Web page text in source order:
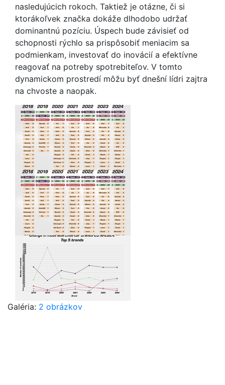
nasledujúcich rokoch. Taktiež je otázne, či si
ktorákoľvek značka dokáže dlhodobo udržať
dominantnú pozíciu. Úspech bude závisieť od
schopnosti rýchlo sa prispôsobiť meniacim sa
podmienkam, investovať do inovácií a efektívne
reagovať na potreby spotrebiteľov. V tomto
dynamickom prostredí môžu byť dnešní lídri zajtra
na chvoste a naopak.
Galéria: 2 obrázkov